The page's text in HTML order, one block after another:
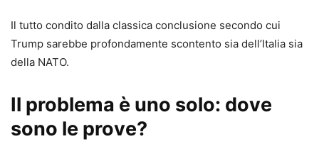
Il tutto condito dalla classica conclusione secondo cui
Trump sarebbe profondamente scontento sia dell’Italia sia
della NATO.
Il problema è uno solo: dove
sono le prove?